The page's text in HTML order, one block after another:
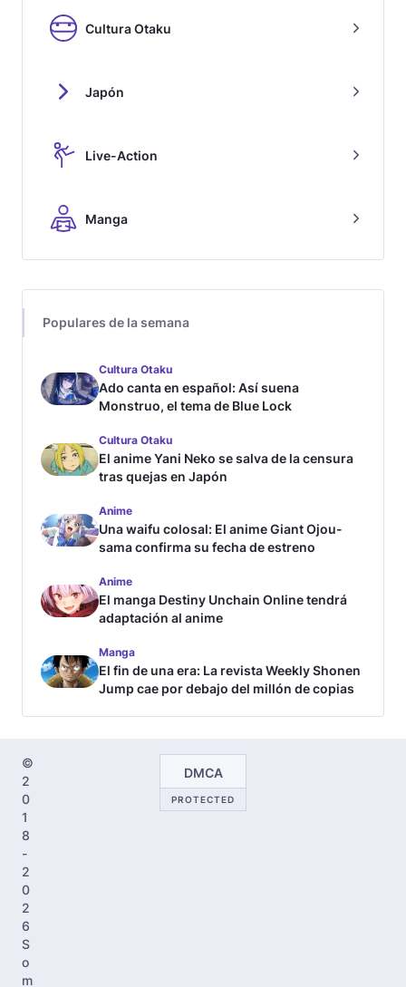
Cultura Otaku
Japón
Live-Action
Manga
Populares de la semana
Cultura Otaku
Ado canta en español: Así suena
Monstruo, el tema de Blue Lock
Cultura Otaku
El anime Yani Neko se salva de la censura
tras quejas en Japón
Anime
Una waifu colosal: El anime Giant Ojou-
sama confirma su fecha de estreno
Anime
El manga Destiny Unchain Online tendrá
adaptación al anime
Manga
El fin de una era: La revista Weekly Shonen
Jump cae por debajo del millón de copias
©
2
0
1
8
-
2
0
2
6
S
o
m
DMCA
PROTECTED